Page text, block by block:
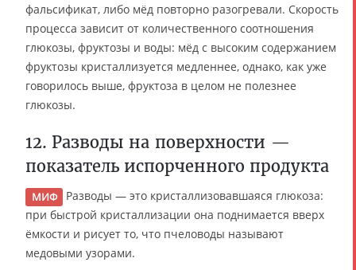
фальсификат, либо мёд повторно разогревали. Скорость
процесса зависит от количественного соотношения
глюкозы, фруктозы и воды: мёд с высоким содержанием
фруктозы кристаллизуется медленнее, однако, как уже
говорилось выше, фруктоза в целом не полезнее
глюкозы.
12. Разводы на поверхности —
показатель испорченного продукта
МИФ
Разводы — это кристаллизовавшаяся глюкоза:
при быстрой кристаллизации она поднимается вверх
ёмкости и рисует то, что пчеловоды называют
медовыми узорами.